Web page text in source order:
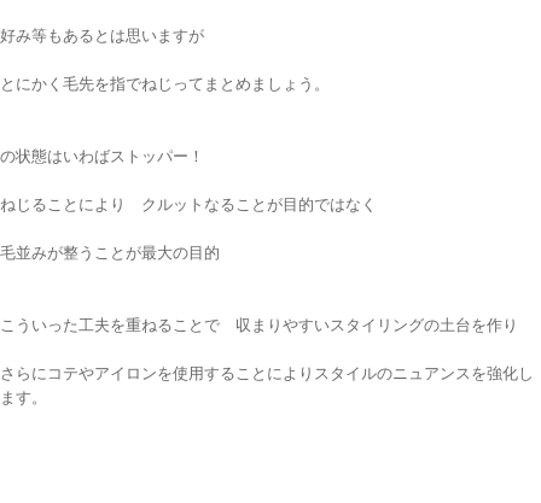
好み等もあるとは思いますが
とにかく毛先を指でねじってまとめましょう。
の状態はいわばストッパー！
ねじることにより クルットなることが目的ではなく
毛並みが整うことが最大の目的
こういった工夫を重ねることで 収まりやすいスタイリングの土台を作り
さらにコテやアイロンを使用することによりスタイルのニュアンスを強化し
ます。